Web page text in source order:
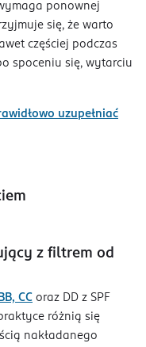
ponownej
się, że warto
częściej podczas
spoceniu się, wytarciu
uzupełniać
z filtrem od
CC oraz DD z SPF
różnią się
nakładanego